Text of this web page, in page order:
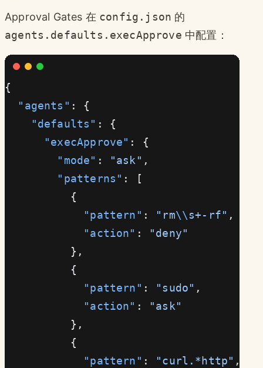
Approval Gates 在 config.json 的
agents.defaults.execApprove 中配置：
{
  "agents"
: {
    "defaults"
: {
      "execApprove"
: {
        "mode"
: "ask" ,
        "patterns"
: [
          {
            "pattern"
: "rm\\s+-rf" ,
            "action"
:
"deny"
          },
          {
            "pattern"
: "sudo" ,
            "action"
:
"ask"
          },
          {
            "pattern"
: "curl.*http" ,